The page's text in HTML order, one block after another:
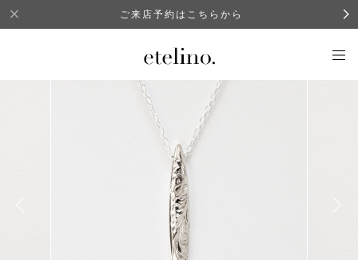
ご来店予約はこちらから